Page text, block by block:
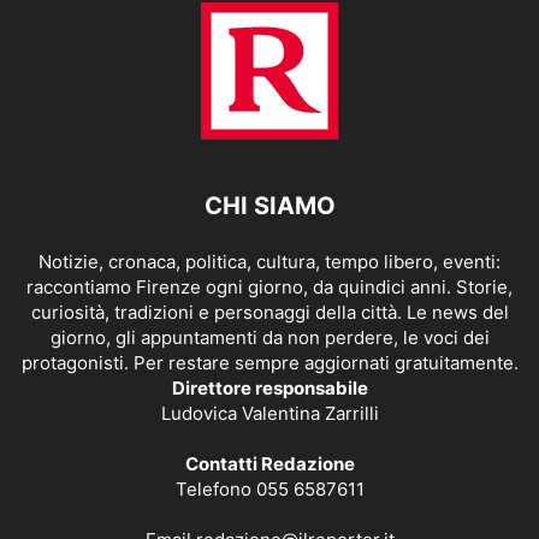
CHI SIAMO
Notizie, cronaca, politica, cultura, tempo libero, eventi:
raccontiamo Firenze ogni giorno, da quindici anni. Storie,
curiosità, tradizioni e personaggi della città. Le news del
giorno, gli appuntamenti da non perdere, le voci dei
protagonisti. Per restare sempre aggiornati gratuitamente.
Direttore responsabile
Ludovica Valentina Zarrilli
Contatti Redazione
Telefono 055 6587611